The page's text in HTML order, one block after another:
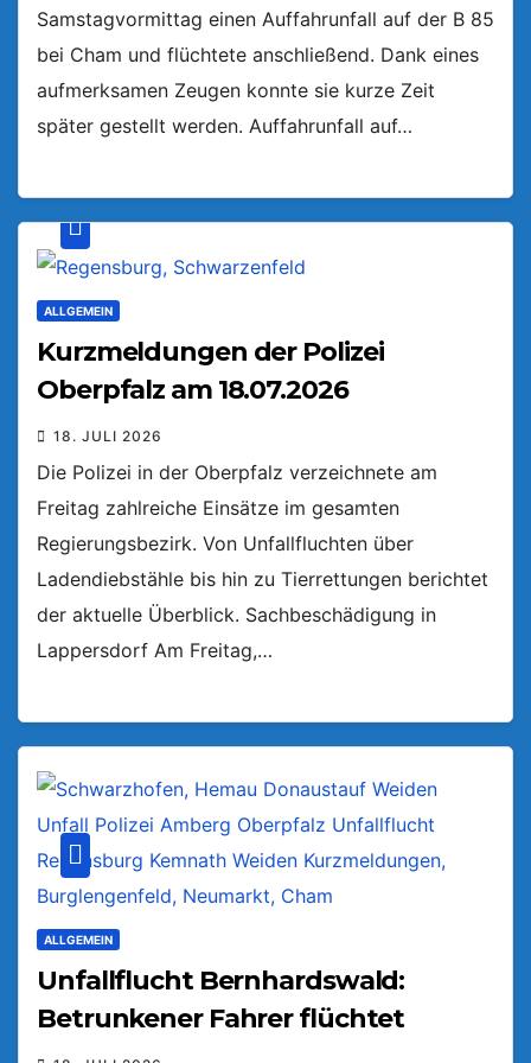
Samstagvormittag einen Auffahrunfall auf der B 85
bei Cham und flüchtete anschließend. Dank eines
aufmerksamen Zeugen konnte sie kurze Zeit
später gestellt werden. Auffahrunfall auf…
ALLGEMEIN
Kurzmeldungen der Polizei
Oberpfalz am 18.07.2026
18. JULI 2026
Die Polizei in der Oberpfalz verzeichnete am
Freitag zahlreiche Einsätze im gesamten
Regierungsbezirk. Von Unfallfluchten über
Ladendiebstähle bis hin zu Tierrettungen berichtet
der aktuelle Überblick. Sachbeschädigung in
Lappersdorf Am Freitag,…
ALLGEMEIN
Unfallflucht Bernhardswald:
Betrunkener Fahrer flüchtet